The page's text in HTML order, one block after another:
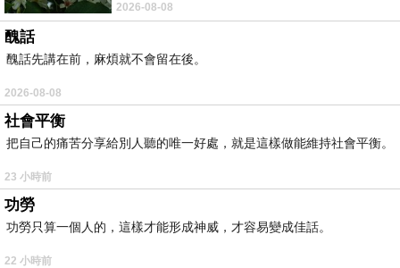
吃麵送冰淇淋（酷吧！）～
可選擇餅乾杯或塑膠杯盛裝你的霜淇淋
桌上放置水壺（有冰塊在內的）⋯所以等等不管是解渴、解辣
用以紀念統一義大利統一後的的第一位國
2026-08-08
醜話
醜話先講在前，麻煩就不會留在後。
2026-08-08
社會平衡
把自己的痛苦分享給別人聽的唯一好處，就是這樣做能維持社會平衡。
23 小時前
功勞
功勞只算一個人的，這樣才能形成神威，才容易變成佳話。
22 小時前